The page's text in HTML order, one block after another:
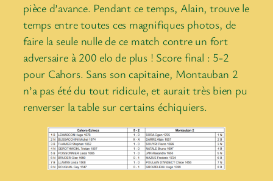
pièce d’avance. Pendant ce temps, Alain, trouve le
temps entre toutes ces magnifiques photos, de
faire la seule nulle de ce match contre un fort
adversaire à 200 elo de plus ! Score final : 5-2
pour Cahors. Sans son capitaine, Montauban 2
n’a pas été du tout ridicule, et aurait très bien pu
renverser la table sur certains échiquiers.